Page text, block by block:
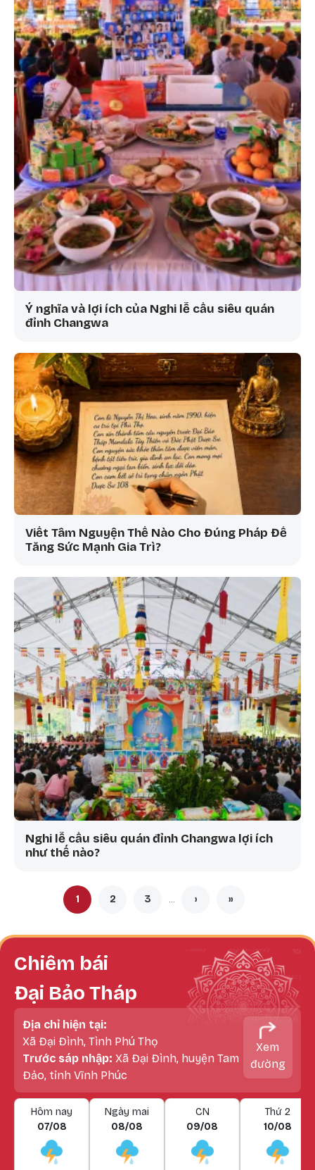
Ý nghĩa và lợi ích của Nghi lễ cầu siêu quán
đỉnh Changwa
Viết Tâm Nguyện Thế Nào Cho Đúng Pháp Để
Tăng Sức Mạnh Gia Trì?
Nghi lễ cầu siêu quán đỉnh Changwa lợi ích
như thế nào?
PaginationTrang hiện thời
1 Trang
2 Trang
3 … Next page
› Last page
»
Chiêm bái
Đại Bảo Tháp
Địa chỉ hiện tại:
Xã Đại Đình, Tình Phú Thọ
Trước sáp nhập: Xã Đại Đình, huyện Tam
Đảo, tỉnh Vĩnh Phúc
Xem
đường
Hôm nay
07/08
Ngày mai
08/08
CN
09/08
Thứ 2
10/08